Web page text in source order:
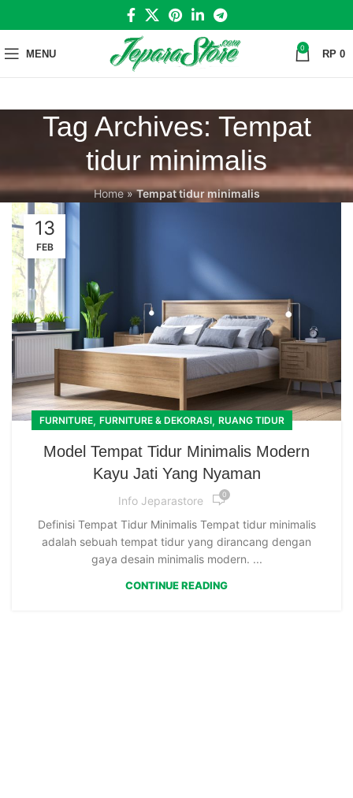
MENU 0 RP 0
Tag Archives: Tempat
tidur minimalis
Home»Tempat tidur minimalis
13
FEB
FURNITURE, FURNITURE & DEKORASI, RUANG TIDUR
Model Tempat Tidur Minimalis Modern
Kayu Jati Yang Nyaman
Info Jeparastore 0
Definisi Tempat Tidur Minimalis Tempat tidur minimalis
adalah sebuah tempat tidur yang dirancang dengan
gaya desain minimalis modern. ...
CONTINUE READING